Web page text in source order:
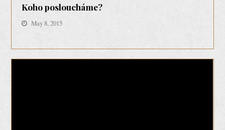
Koho posloucháme?
May 8, 2015